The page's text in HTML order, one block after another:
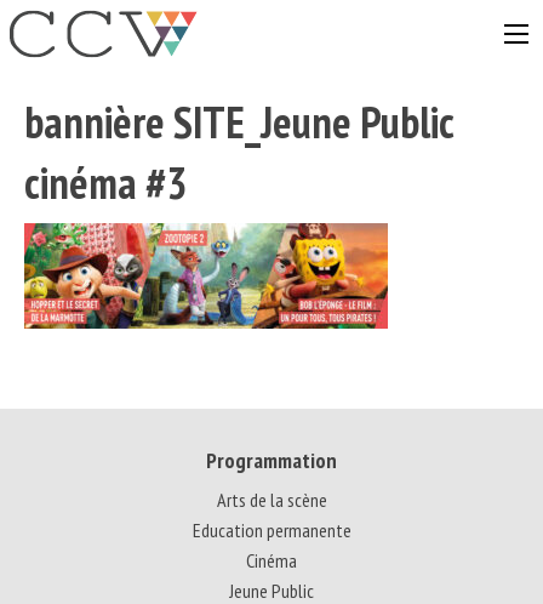
Aller
au
bannière SITE_Jeune Public
cinéma #3
Programmation
Arts de la scène
Education permanente
Cinéma
Jeune Public